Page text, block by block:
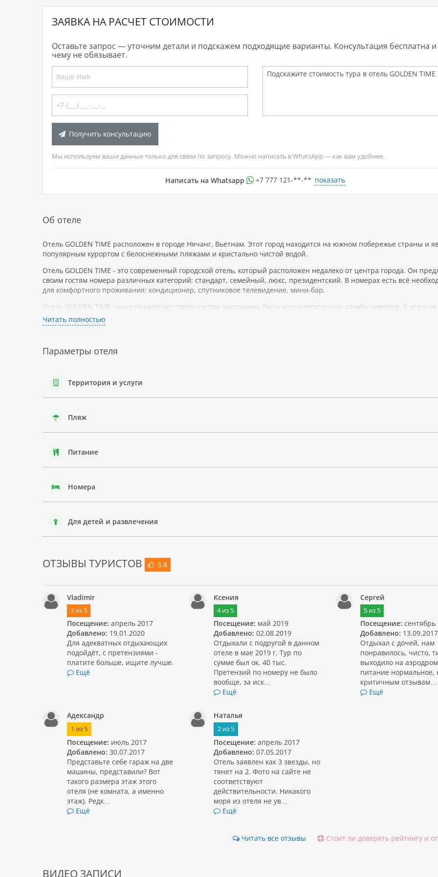
ЗАЯВКА НА РАСЧЕТ СТОИМОСТИ
Оставьте запрос — уточним детали и подскажем подходящие варианты. Консультация бесплатна и
чему не обязывает.
Получить консультацию
Мы используем ваши данные только для связи по запросу. Можно написать в WhatsApp — как вам удобнее.
Написать на Whatsapp +7 777 121-**-** показать
Об отеле
Отель GOLDEN TIME расположен в городе Нячанг, Вьетнам. Этот город находится на южном побережье страны и
популярным курортом с белоснежными пляжами и кристально чистой водой.
Отель GOLDEN TIME - это современный городской отель, который расположен недалеко от центра города. Он
своим гостям номера различных категорий: стандарт, семейный, люкс, президентский. В номерах есть всё
для комфортного проживания: кондиционер, спутниковое телевидение, мини-бар.
Отель GOLDEN TIME также предлагает своим гостям рестораны, бары и круглосуточную службу номеров. К услугам
открытый бассейн и спа-салон.
Trang. Кроме того, гости могут посетить знаменитый остров Хон Мунг, который расположен в заливе Нячанга и
В целом, отель GOLDEN TIME - это отличное место для тех, кто хочет провести отпуск в комфорте и расслабиться
моря.
Читать полностью
Параметры отеля
Территория и услуги
Пляж
Питание
Номера
Для детей и развлечения
ОТЗЫВЫ ТУРИСТОВ 3.8
Vladimir
3из 5
Посещение: апрель 2017
Добавлено: 19.01.2020
Для адекватных отдыхающих
подойдёт, с претензиями -
платите больше, ищите лучше.
Ещё
Ксения
4из 5
Посещение: май 2019
Добавлено: 02.08.2019
Отдыхали с подругой в данном
отеле в мае 2019 г. Тур по
сумме был ок. 40 тыс.
Претензий по номеру не было
вообще, за иск…
Ещё
Сергей
5из 5
Посещение: сентябрь
Добавлено: 13.09.2017
Отдыхал с дочей, нам
понравилось, чисто,
выходило на
питание нормальное,
критичным отзывам…
Ещё
Адександр
1 из 5
Посещение: июль 2017
Добавлено: 30.07.2017
Представьте себе гараж на две
машины, представили? Вот
такого размера этаж этого
отеля (не комната, а именно
этаж). Редк…
Ещё
Наталья
2из 5
Посещение: апрель 2017
Добавлено: 07.05.2017
Отель заявлен как 3 звезды, но
тянет на 2. Фото на сайте не
соответствуют
действительности. Никакого
моря из отеля не ув…
Ещё
Читать все отзывы Стоит ли доверять рейтингу и
ВИДЕО ЗАПИСИ